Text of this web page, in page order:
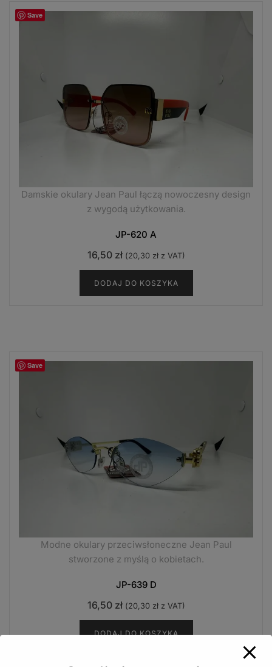
Save
Damskie okulary Jean Paul łączą nowoczesny design
z wygodą użytkowania.
JP-620 A
16,50 zł (20,30 złz VAT)
DODAJ DO KOSZYKA
Save
Modne okulary przeciwsłoneczne Jean Paul
stworzone z myślą o kobietach.
JP-639 D
16,50 zł (20,30 złz VAT)
DODAJ DO KOSZYKA